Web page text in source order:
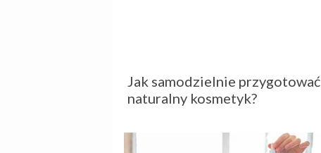
Jak samodzielnie przygotować
naturalny kosmetyk?